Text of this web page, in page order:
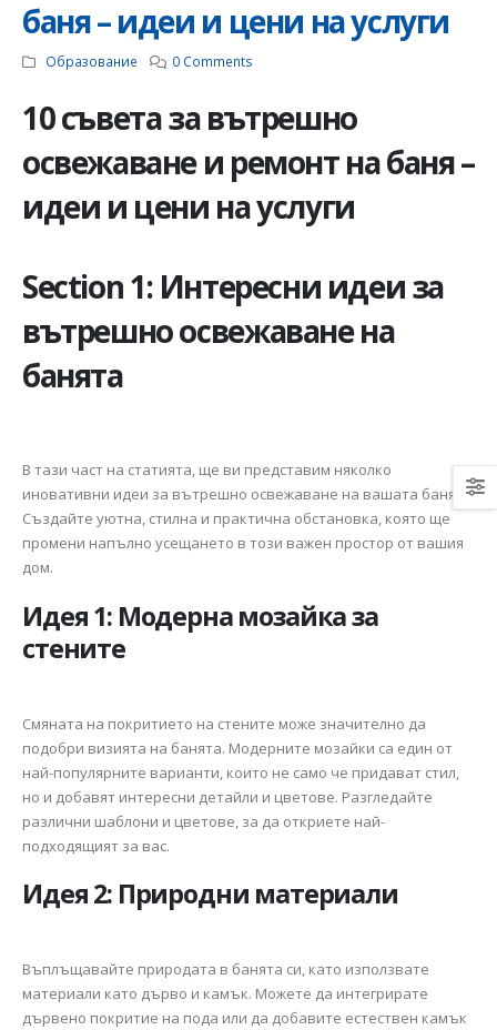
баня – идеи и цени на услуги
Образование 0 Comments
10 съвета за вътрешно
освежаване и ремонт на баня –
идеи и цени на услуги
Section 1: Интересни идеи за
вътрешно освежаване на
банята
В тази част на статията, ще ви представим няколко
иновативни идеи за вътрешно освежаване на вашата баня.
Създайте уютна, стилна и практична обстановка, която ще
промени напълно усещането в този важен простор от вашия
дом.
Идея 1: Модерна мозайка за
стените
Смяната на покритието на стените може значително да
подобри визията на банята. Модерните мозайки са един от
най-популярните варианти, които не само че придават стил,
но и добавят интересни детайли и цветове. Разгледайте
различни шаблони и цветове, за да откриете най-
подходящият за вас.
Идея 2: Природни материали
Въплъщавайте природата в банята си, като използвате
материали като дърво и камък. Можете да интегрирате
дървено покритие на пода или да добавите естествен камък
насоки
06.01.2025
Как да изберем
електромайстор:
Ръководство за
намиране на
12.12.2024